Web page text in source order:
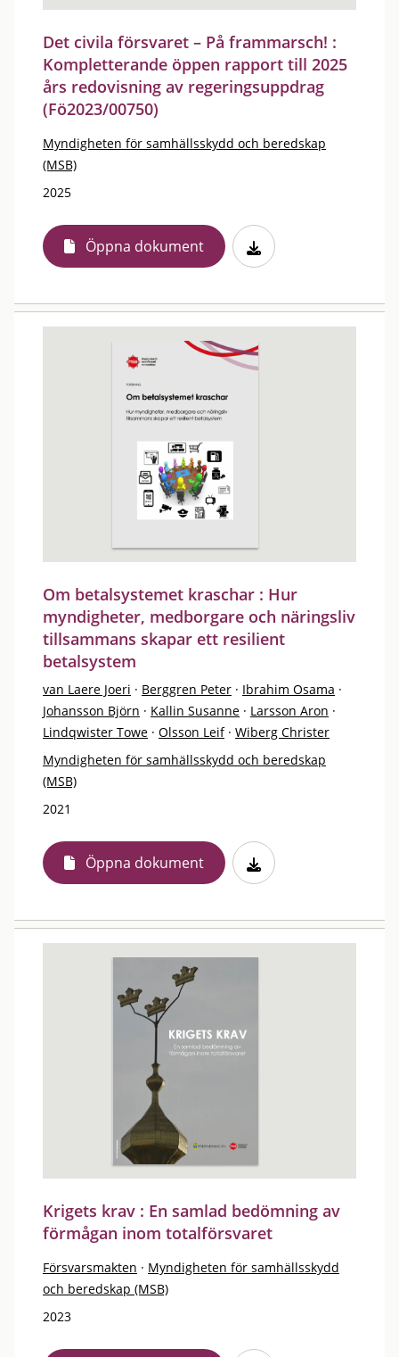
Det civila försvaret – På frammarsch! :
Kompletterande öppen rapport till 2025
års redovisning av regeringsuppdrag
(Fö2023/00750)
Myndigheten för samhällsskydd och beredskap
(MSB)
2025
Öppna dokument
Om betalsystemet kraschar : Hur
myndigheter, medborgare och näringsliv
tillsammans skapar ett resilient
betalsystem
van Laere Joeri · Berggren Peter · Ibrahim Osama ·
Johansson Björn · Kallin Susanne · Larsson Aron ·
Lindqwister Towe · Olsson Leif · Wiberg Christer
Myndigheten för samhällsskydd och beredskap
(MSB)
2021
Öppna dokument
Krigets krav : En samlad bedömning av
förmågan inom totalförsvaret
Försvarsmakten · Myndigheten för samhällsskydd
och beredskap (MSB)
2023